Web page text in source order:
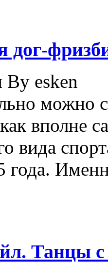
дог-
By esken
можно
вполне
вида
года.
Танцы с